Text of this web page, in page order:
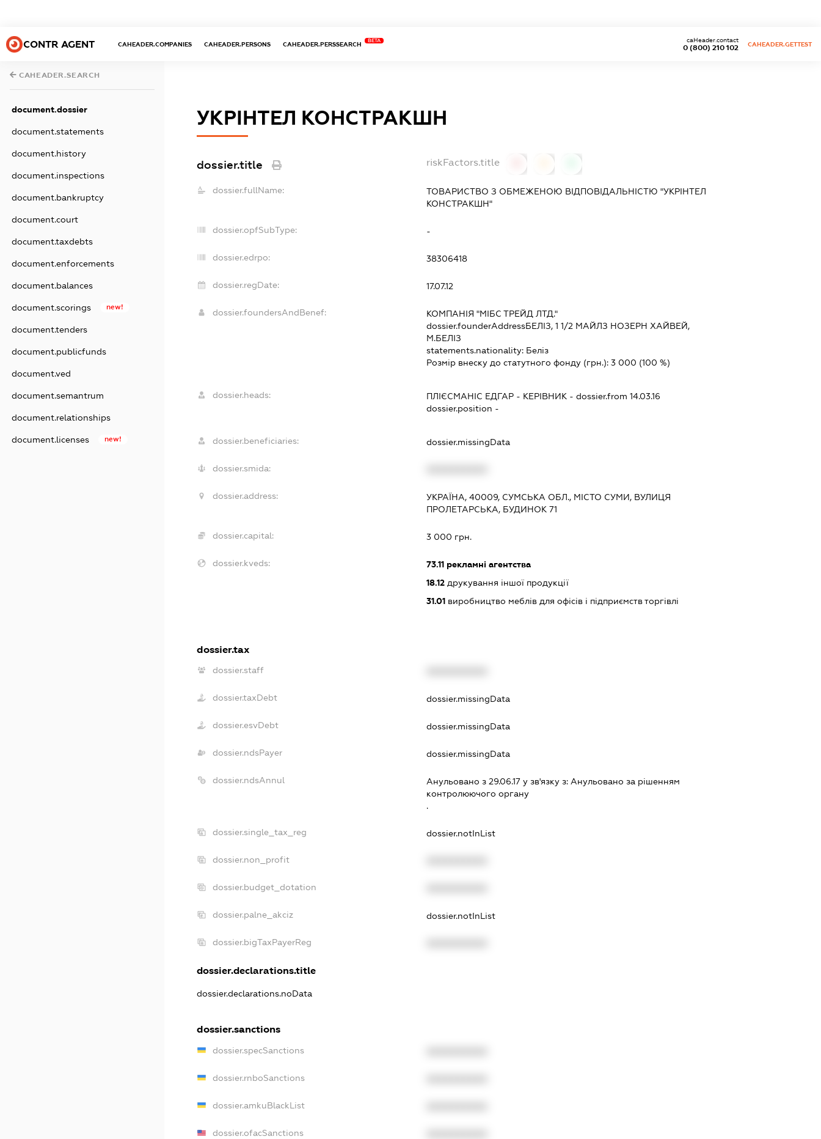
CONTR AGENT CAHEADER.COMPANIES CAHEADER.PERSONS CAHEADER.PERSSEARCH
BETA
0 (800) 210 102
caHeader.contact
CAHEADER.GETTEST
CAHEADER.SEARCH
document.dossier
document.statements
document.history
document.inspections
document.bankruptcy
document.court
document.taxdebts
document.enforcements
document.balances
document.scorings new!
document.tenders
document.publicfunds
document.ved
document.semantrum
document.relationships
document.licenses new!
УКРІНТЕЛ КОНСТРАКШН
dossier.title riskFactors.title
dossier.fullName:
ТОВАРИСТВО З ОБМЕЖЕНОЮ ВІДПОВІДАЛЬНІСТЮ "УКРІНТЕЛ
КОНСТРАКШН"
dossier.opfSubType: -
dossier.edrpo: 38306418
dossier.regDate: 17.07.12
dossier.foundersAndBenef:
КОМПАНІЯ "МІБС ТРЕЙД ЛТД."
dossier.founderAddressБЕЛІЗ, 1 1/2 МАЙЛЗ НОЗЕРН ХАЙВЕЙ,
М.БЕЛІЗ
statements.nationality: Беліз
Розмір внеску до статутного фонду (грн.): 3 000 (100 %)
dossier.heads: ПЛІЄСМАНІС ЕДГАР- КЕРІВНИК - dossier.from 14.03.16
dossier.position -
dossier.beneficiaries: dossier.missingData
dossier.smida:
dossier.address:
УКРАЇНА, 40009, СУМСЬКА ОБЛ., МІСТО СУМИ, ВУЛИЦЯ
ПРОЛЕТАРСЬКА, БУДИНОК 71
dossier.capital: 3 000 грн.
dossier.kveds: 73.11рекламні агентства
18.12друкування іншої продукції
31.01виробництво меблів для офісів і підприємств торгівлі
dossier.tax
dossier.staff
dossier.taxDebt dossier.missingData
dossier.esvDebt dossier.missingData
dossier.ndsPayer dossier.missingData
dossier.ndsAnnul Анульовано з 29.06.17 у зв'язку з: Анульовано за рiшенням
контролюючого органу
.
dossier.single_tax_reg dossier.notInList
dossier.non_profit
dossier.budget_dotation
dossier.palne_akciz dossier.notInList
dossier.bigTaxPayerReg
dossier.declarations.title
dossier.declarations.noData
dossier.sanctions
dossier.specSanctions
dossier.rnboSanctions
dossier.amkuBlackList
dossier.ofacSanctions